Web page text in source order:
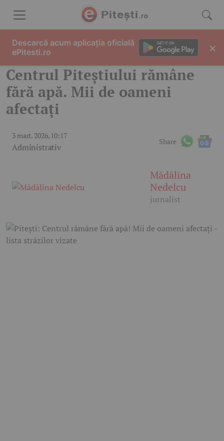
Centrul Piteștiului rămâne
fără apă. Mii de oameni
afectați
3 mart. 2026, 10:17
Administrativ
Share
Mădălina
Nedelcu
jurnalist
Descarcă acum aplicația oficială
ePitesti.ro
×